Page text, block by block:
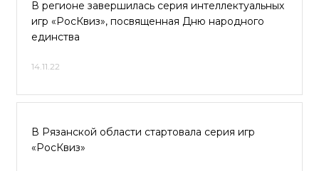
В регионе завершилась серия интеллектуальных
игр «РосКвиз», посвященная Дню народного
единства
14.11.22
В Рязанской области стартовала серия игр
«РосКвиз»